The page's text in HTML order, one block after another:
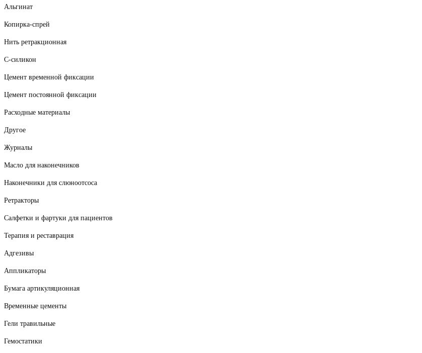
Альгинат
Копирка-спрей
Нить ретракционная
С-силикон
Цемент временной фиксации
Цемент постоянной фиксации
Расходные материалы
Другое
Журналы
Масло для наконечников
Наконечники для слюноотсоса
Ретракторы
Салфетки и фартуки для пациентов
Терапия и реставрация
Адгезивы
Аппликаторы
Бумага артикуляционная
Временные цементы
Гели травильные
Гемостатики